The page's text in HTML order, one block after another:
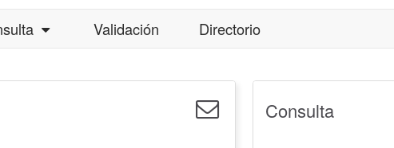
Validación Directorio
Consulta